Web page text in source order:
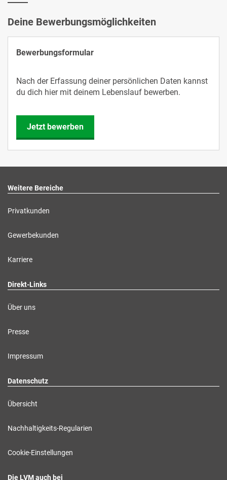
Deine Bewerbungsmöglichkeiten
Bewerbungsformular
Nach der Erfassung deiner persönlichen Daten kannst
du dich hier mit deinem Lebenslauf bewerben.
Jetzt bewerben
Weitere Bereiche
Privatkunden
Gewerbekunden
Karriere
Direkt-Links
Über uns
Presse
Impressum
Datenschutz
Übersicht
Nachhaltigkeits-Regularien
Cookie-Einstellungen
Die LVM auch bei